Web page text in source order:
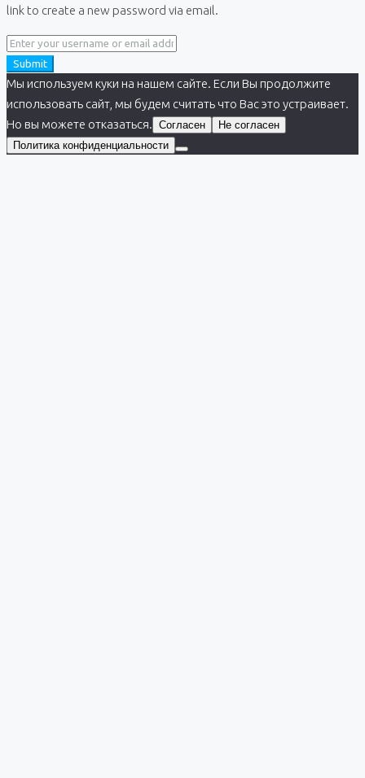
link to create a new password via email.
Submit
Мы используем куки на нашем сайте. Если Вы продолжите
использовать сайт, мы будем считать что Вас это устраивает.
Но вы можете отказаться. Согласен
Не согласен
Политика конфиденциальности